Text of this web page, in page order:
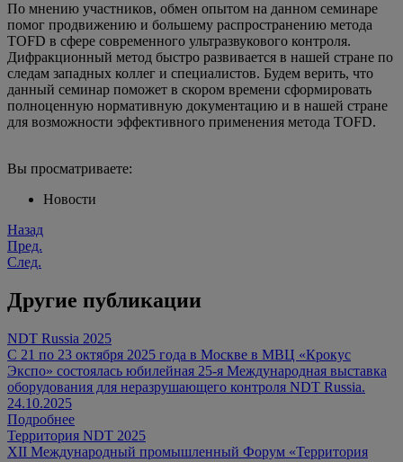
По мнению участников, обмен опытом на данном семинаре
помог продвижению и большему распространению метода
TOFD в сфере современного ультразвукового контроля.
Дифракционный метод быстро развивается в нашей стране по
следам западных коллег и специалистов. Будем верить, что
данный семинар поможет в скором времени сформировать
полноценную нормативную документацию и в нашей стране
для возможности эффективного применения метода TOFD.
Вы просматриваете:
Новости
Назад
Пред.
След.
Другие публикации
NDT Russia 2025
С 21 по 23 октября 2025 года в Москве в МВЦ «Крокус
Экспо» состоялась юбилейная 25-я Международная выставка
оборудования для неразрушающего контроля NDT Russia.
24.10.2025
Подробнее
Территория NDT 2025
XII Международный промышленный Форум «Территория